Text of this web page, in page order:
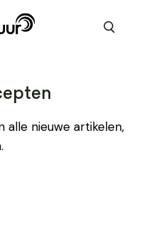
alle nieuwe artikelen,